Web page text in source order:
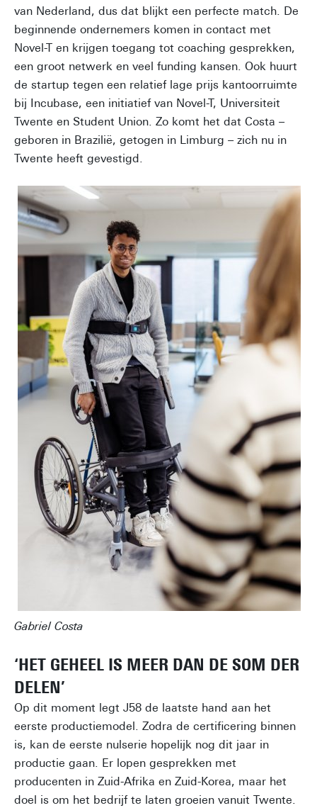
van Nederland, dus dat blijkt een perfecte match. De
beginnende ondernemers komen in contact met
Novel-T en krijgen toegang tot coaching gesprekken,
een groot netwerk en veel funding kansen. Ook huurt
de startup tegen een relatief lage prijs kantoorruimte
bij Incubase, een initiatief van Novel-T, Universiteit
Twente en Student Union. Zo komt het dat Costa –
geboren in Brazilië, getogen in Limburg – zich nu in
Twente heeft gevestigd.
Gabriel Costa
‘HET GEHEEL IS MEER DAN DE SOM DER
DELEN’
Op dit moment legt J58 de laatste hand aan het
eerste productiemodel. Zodra de certificering binnen
is, kan de eerste nulserie hopelijk nog dit jaar in
productie gaan. Er lopen gesprekken met
producenten in Zuid-Afrika en Zuid-Korea, maar het
doel is om het bedrijf te laten groeien vanuit Twente.